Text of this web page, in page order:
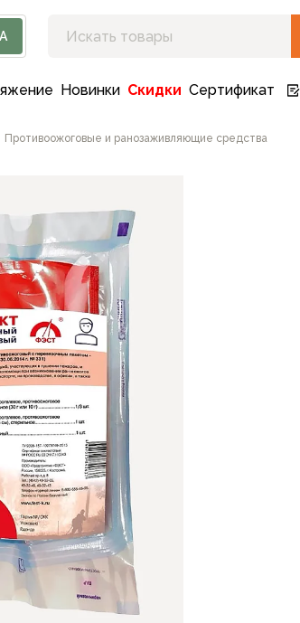
Новинки Скидки Сертификат
Противоожоговые и ранозаживляющие средства